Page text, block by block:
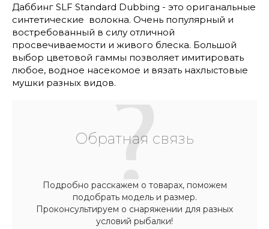
Даббинг SLF Standard Dubbing - это ориганальные
синтетические волокна. Очень популярный и
востребованный в силу отличной
просвечиваемости и живого блеска. Большой
выбор цветовой гаммы позволяет имитировать
любое, водное насекомое и вязать нахлыстовые
мушки разных видов.
Обратная связь
Подробно расскажем о товарах, поможем
подобрать модель и размер.
Проконсультируем о снаряжении для разных
условий рыбалки!